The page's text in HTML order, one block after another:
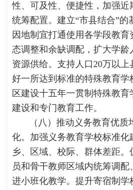
性、可及性、便捷性，加强
统筹配置。建立“市县结合”的
因地制宜打通使用各学段教
态调整和余缺调配，扩大学龄
资源供给。支持人口20万以
好一所达到标准的特殊教育
区建设十五年一贯制特殊教
建设和专门教育工作。
（八）推动义务教育优
化。加强义务教育学校标准化
乡、区域、校际、群体差距。
员和骨干教师区域内统筹调
进小班化教学。提升寄宿制学